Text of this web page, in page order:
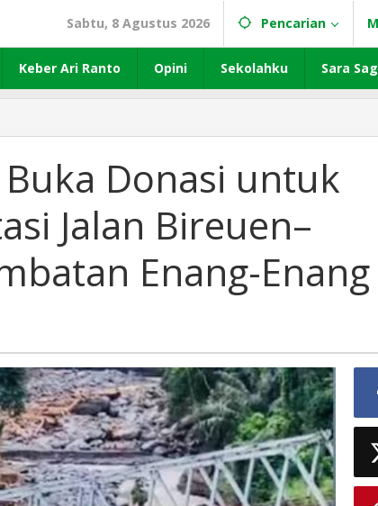
Sabtu, 8 Agustus 2026 Pencarian
Keber Ari Ranto Opini Sekolahku Sara
Donasi untuk
Jalan Bireuen–
Enang-Enang